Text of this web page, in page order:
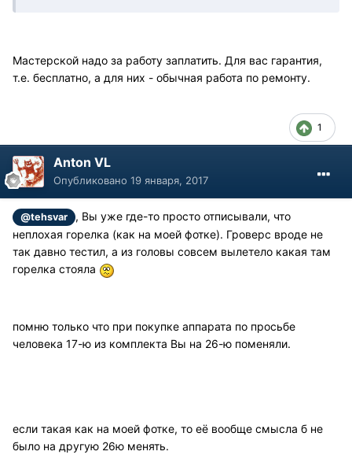
Мастерской надо за работу заплатить. Для вас гарантия,
т.е. бесплатно, а для них - обычная работа по ремонту.
1
Anton VL
Опубликовано 19 января, 2017
@tehsvar
, Вы уже где-то просто отписывали, что
неплохая горелка (как на моей фотке). Гроверс вроде не
так давно тестил, а из головы совсем вылетело какая там
горелка стояла
помню только что при покупке аппарата по просьбе
человека 17-ю из комплекта Вы на 26-ю поменяли.
если такая как на моей фотке, то её вообще смысла б не
было на другую 26ю менять.